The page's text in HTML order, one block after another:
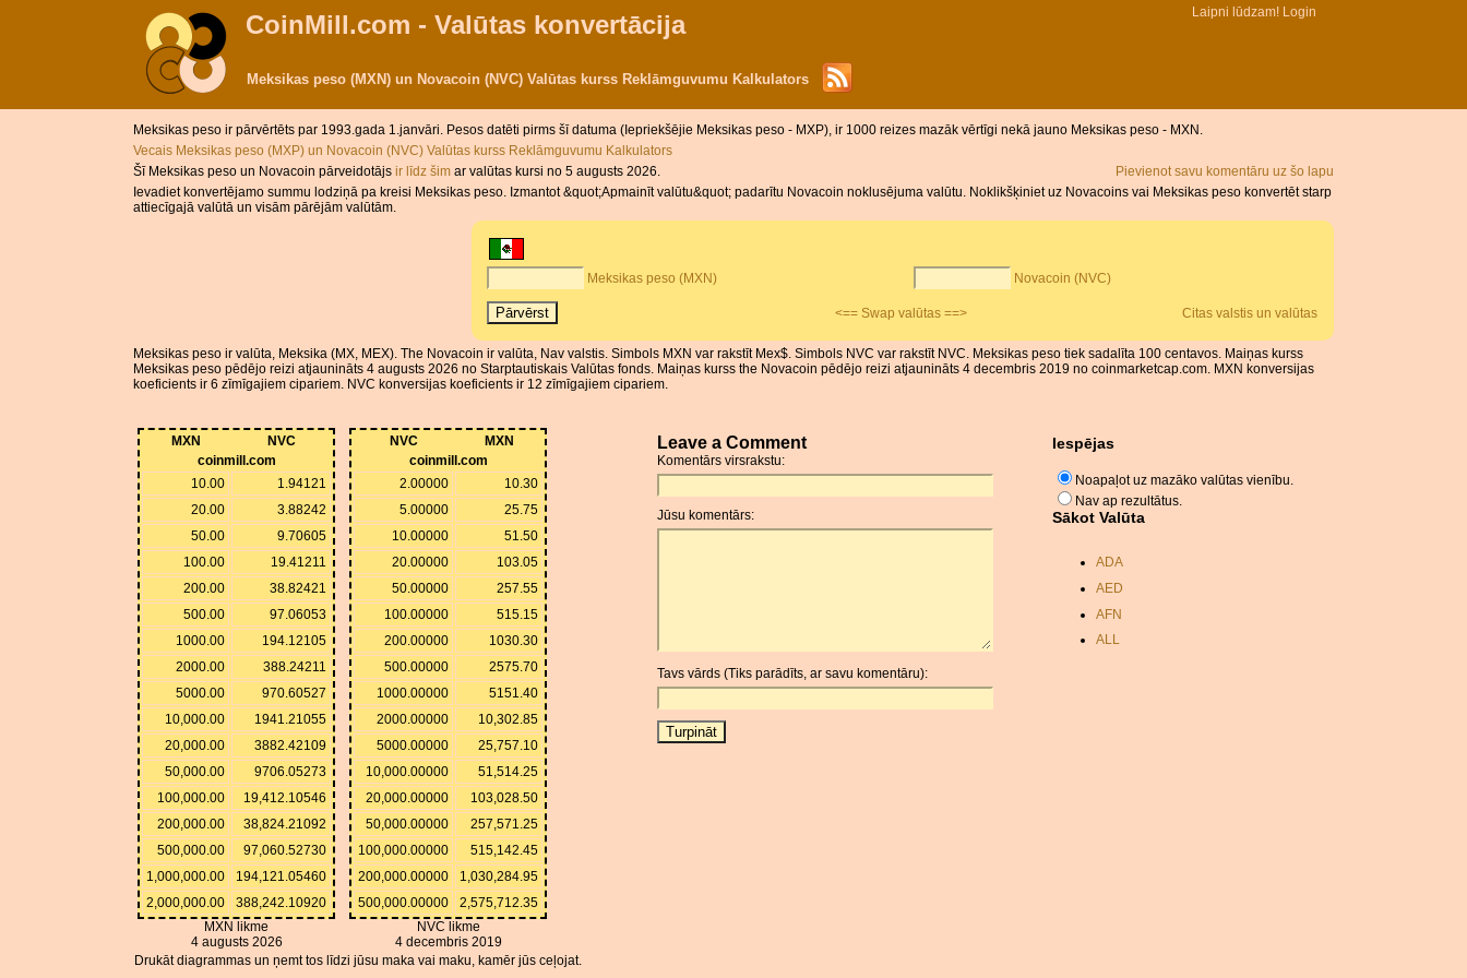
CoinMill.com - Valūtas konvertācija Laipni lūdzam! Login
Meksikas peso (MXN) un Novacoin (NVC) Valūtas kurss Reklāmguvumu Kalkulators
Meksikas peso ir pārvērtēts par 1993.gada 1.janvāri. Pesos datēti pirms šī datuma (Iepriekšējie Meksikas peso - MXP), ir 1000 reizes mazāk vērtīgi nekā jauno Meksikas peso - MXN.
Vecais Meksikas peso (MXP) un Novacoin (NVC) Valūtas kurss Reklāmguvumu Kalkulators
Pievienot savu komentāru uz šo lapu
Šī Meksikas peso un Novacoin pārveidotājs ir līdz šim ar valūtas kursi no 5 augusts 2026.
Ievadiet konvertējamo summu lodziņā pa kreisi Meksikas peso. Izmantot &quot;Apmainīt valūtu&quot; padarītu Novacoin noklusējuma valūtu. Noklikšķiniet uz Novacoins vai Meksikas peso konvertēt starp
attiecīgajā valūtā un visām pārējām valūtām.
Meksikas peso (MXN) Novacoin (NVC)
<== Swap valūtas ==> Citas valstis un valūtas
Meksikas peso ir valūta, Meksika (MX, MEX). The Novacoin ir valūta, Nav valstis. Simbols MXN var rakstīt Mex$. Simbols NVC var rakstīt NVC. Meksikas peso tiek sadalīta 100 centavos. Maiņas kurss
Meksikas peso pēdējo reizi atjaunināts 4 augusts 2026 no Starptautiskais Valūtas fonds. Maiņas kurss the Novacoin pēdējo reizi atjaunināts 4 decembris 2019 no coinmarketcap.com. MXN konversijas
koeficients ir 6 zīmīgajiem cipariem. NVC konversijas koeficients ir 12 zīmīgajiem cipariem.
MXN
NVC
coinmill.com
10.00
1.94121
20.00
3.88242
50.00
9.70605
100.00
19.41211
200.00
38.82421
500.00
97.06053
1000.00
194.12105
2000.00
388.24211
5000.00
970.60527
10,000.00
1941.21055
20,000.00
3882.42109
50,000.00
9706.05273
100,000.00
19,412.10546
200,000.00
38,824.21092
500,000.00
97,060.52730
1,000,000.00
194,121.05460
2,000,000.00
388,242.10920
MXN likme
4 augusts 2026
NVC
MXN
coinmill.com
2.00000
10.30
5.00000
25.75
10.00000
51.50
20.00000
103.05
50.00000
257.55
100.00000
515.15
200.00000
1030.30
500.00000
2575.70
1000.00000
5151.40
2000.00000
10,302.85
5000.00000
25,757.10
10,000.00000
51,514.25
20,000.00000
103,028.50
50,000.00000
257,571.25
100,000.00000
515,142.45
200,000.00000
1,030,284.95
500,000.00000
2,575,712.35
NVC likme
4 decembris 2019
Drukāt diagrammas un ņemt tos līdzi jūsu maka vai maku, kamēr jūs ceļojat.
Leave a Comment
Komentārs virsrakstu:
Jūsu komentārs:
Tavs vārds (Tiks parādīts, ar savu komentāru):
Iespējas
Noapaļot uz mazāko valūtas vienību.
Nav ap rezultātus.
Sākot Valūta
ADA
AED
AFN
ALL